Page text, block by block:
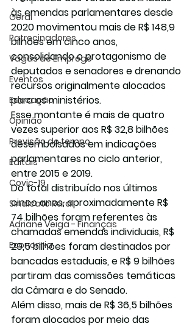
Geral
Patrocinadores
Vagas de Emprego
Eventos
Educação
Opinião
Previsão do tempo
Editais
Covic-19
Sindicato Rural
Adriane Veiga - Finanças
Economia
às emendas parlamentares desde
2020 movimentou mais de R$ 148,9
bilhões em cinco anos,
consolidando o protagonismo de
deputados e senadores e drenando
recursos originalmente alocados
para os ministérios.
Esse montante é mais de quatro
vezes superior aos R$ 32,8 bilhões
desembolsados em indicações
parlamentares no ciclo anterior,
entre 2015 e 2019.
Do total distribuído nos últimos
cinco anos, aproximadamente R$
74 bilhões foram referentes às
chamadas emendas individuais, R$
29,5 bilhões foram destinados por
bancadas estaduais, e R$ 9 bilhões
partiram das comissões temáticas
da Câmara e do Senado.
Além disso, mais de R$ 36,5 bilhões
foram alocados por meio das